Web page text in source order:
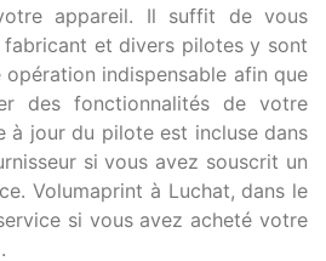
appareil. Il suffit de vous
et divers pilotes y sont
opération indispensable afin que
des fonctionnalités de votre
à jour du pilote est incluse dans
si vous avez souscrit un
Volumaprint à Luchat, dans le
si vous avez acheté votre